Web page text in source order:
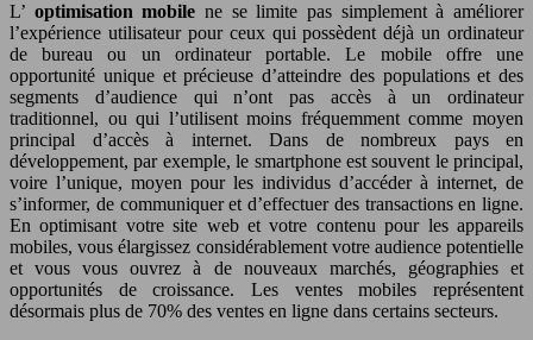
L’ optimisation mobilene se limite pas simplement à améliorer
l’expérience utilisateur pour ceux qui possèdent déjà un ordinateur
de bureau ou un ordinateur portable. Le mobile offre une
opportunité unique et précieuse d’atteindre des populations et des
segments d’audience qui n’ont pas accès à un ordinateur
traditionnel, ou qui l’utilisent moins fréquemment comme moyen
principal d’accès à internet. Dans de nombreux pays en
développement, par exemple, le smartphone est souvent le principal,
voire l’unique, moyen pour les individus d’accéder à internet, de
s’informer, de communiquer et d’effectuer des transactions en ligne.
En optimisant votre site web et votre contenu pour les appareils
mobiles, vous élargissez considérablement votre audience potentielle
et vous vous ouvrez à de nouveaux marchés, géographies et
opportunités de croissance. Les ventes mobiles représentent
désormais plus de 70% des ventes en ligne dans certains secteurs.